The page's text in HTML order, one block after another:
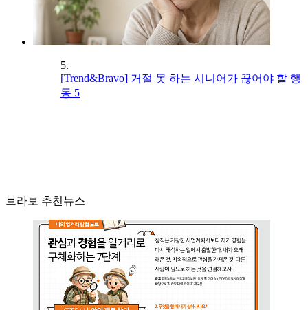
5.
[Trend&Bravo] 거절 못 하는 시니어가 끊어야 할 행
동 5
브라보 추천뉴스